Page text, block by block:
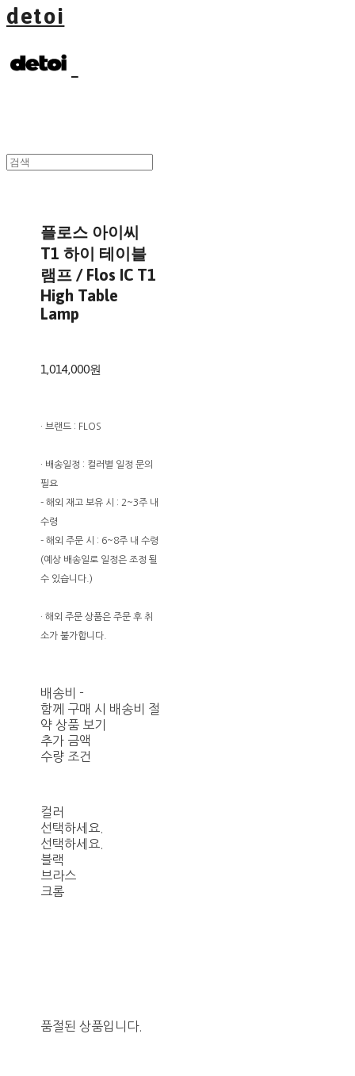
detoi
플로스 아이씨
T1 하이 테이블
램프 / Flos IC T1
High Table
Lamp
1,014,000원
· 브랜드 : FLOS
· 배송일정 : 컬러별 일정 문의
필요
- 해외 재고 보유 시 : 2~3주 내
수령
- 해외 주문 시 : 6~8주 내 수령
(예상 배송일로 일정은 조정 될
수 있습니다.)
· 해외 주문 상품은 주문 후 취
소가 불가합니다.
배송비 -
함께 구매 시 배송비 절
약 상품 보기
추가 금액
수량 조건
컬러
선택하세요.
선택하세요.
블랙
브라스
크롬
품절된 상품입니다.